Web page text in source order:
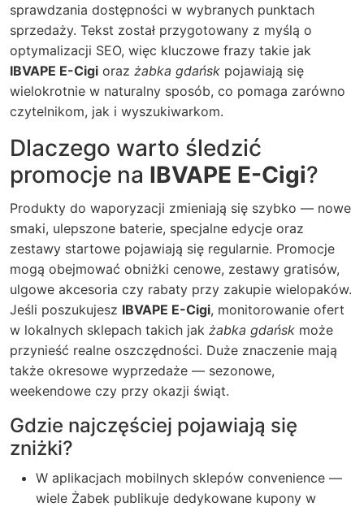
sprawdzania dostępności w wybranych punktach
sprzedaży. Tekst został przygotowany z myślą o
optymalizacji SEO, więc kluczowe frazy takie jak
IBVAPE E-Cigi oraz żabka gdańsk pojawiają się
wielokrotnie w naturalny sposób, co pomaga zarówno
czytelnikom, jak i wyszukiwarkom.
Dlaczego warto śledzić
promocje na IBVAPE E-Cigi?
Produkty do waporyzacji zmieniają się szybko — nowe
smaki, ulepszone baterie, specjalne edycje oraz
zestawy startowe pojawiają się regularnie. Promocje
mogą obejmować obniżki cenowe, zestawy gratisów,
ulgowe akcesoria czy rabaty przy zakupie wielopaków.
Jeśli poszukujesz IBVAPE E-Cigi, monitorowanie ofert
w lokalnych sklepach takich jak żabka gdańsk może
przynieść realne oszczędności. Duże znaczenie mają
także okresowe wyprzedaże — sezonowe,
weekendowe czy przy okazji świąt.
Gdzie najczęściej pojawiają się
zniżki?
W aplikacjach mobilnych sklepów convenience —
wiele Żabek publikuje dedykowane kupony w